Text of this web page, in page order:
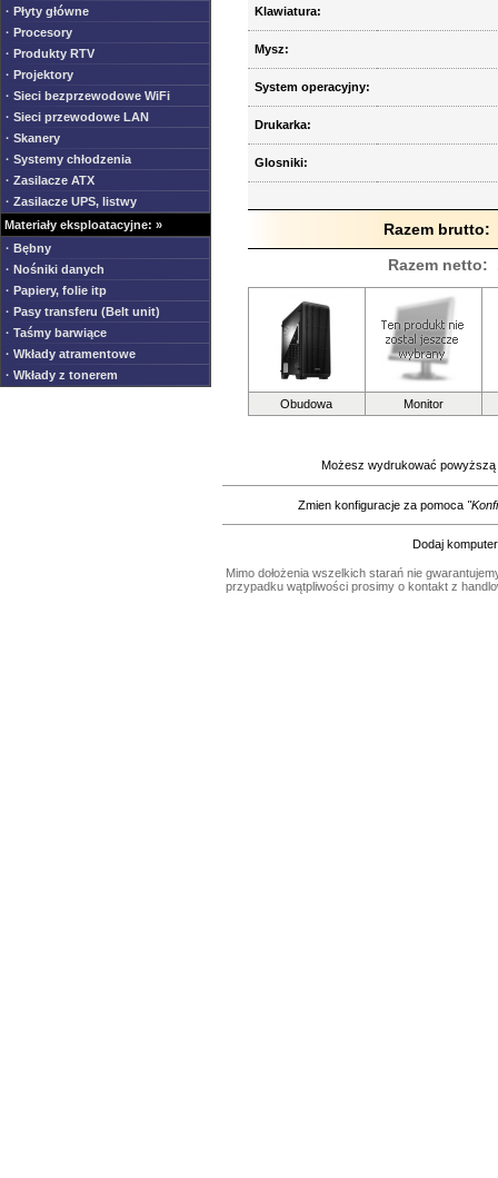
· Płyty główne
· Procesory
· Produkty RTV
· Projektory
· Sieci bezprzewodowe WiFi
· Sieci przewodowe LAN
· Skanery
· Systemy chłodzenia
· Zasilacze ATX
· Zasilacze UPS, listwy
Materiały eksploatacyjne: »
· Bębny
· Nośniki danych
· Papiery, folie itp
· Pasy transferu (Belt unit)
· Taśmy barwiące
· Wkłady atramentowe
· Wkłady z tonerem
Klawiatura:
Mysz:
System operacyjny:
Drukarka:
Glosniki:
Razem brutto:
Razem netto:
Obudowa Monitor
Możesz wydrukować powyższą
Zmien konfiguracje za pomoca
Dodaj
Mimo dołożenia wszelkich starań nie
przypadku wątpliwości prosimy o kontakt z